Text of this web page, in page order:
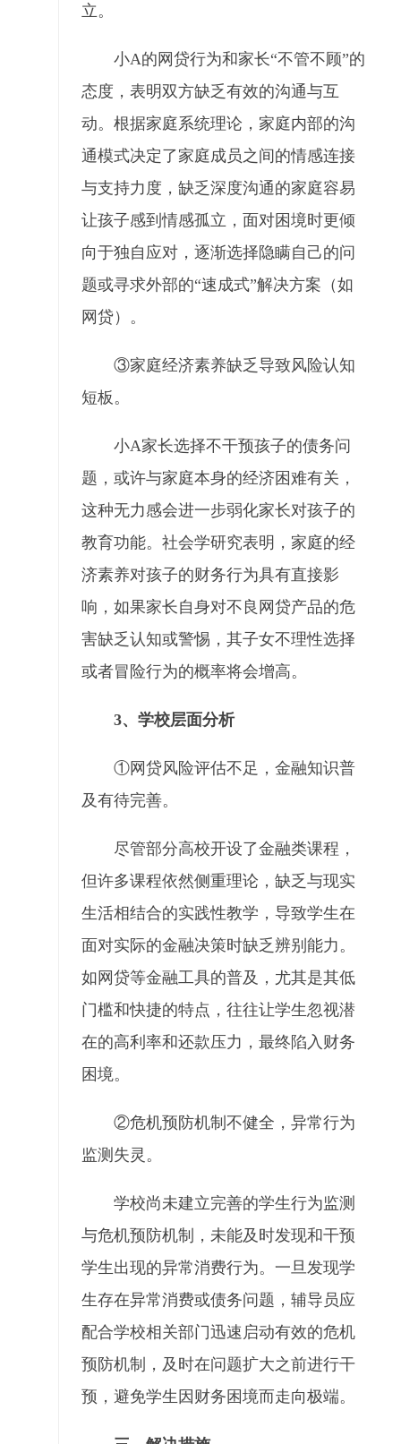
立。
小A的网贷行为和家长“不管不顾”的
态度，表明双方缺乏有效的沟通与互
动。根据家庭系统理论，家庭内部的沟
通模式决定了家庭成员之间的情感连接
与支持力度，缺乏深度沟通的家庭容易
让孩子感到情感孤立，面对困境时更倾
向于独自应对，逐渐选择隐瞒自己的问
题或寻求外部的“速成式”解决方案（如
网贷）。
③家庭经济素养缺乏导致风险认知
短板。
小A家长选择不干预孩子的债务问
题，或许与家庭本身的经济困难有关，
这种无力感会进一步弱化家长对孩子的
教育功能。社会学研究表明，家庭的经
济素养对孩子的财务行为具有直接影
响，如果家长自身对不良网贷产品的危
害缺乏认知或警惕，其子女不理性选择
或者冒险行为的概率将会增高。
3、学校层面分析
①网贷风险评估不足，金融知识普
及有待完善。
尽管部分高校开设了金融类课程，
但许多课程依然侧重理论，缺乏与现实
生活相结合的实践性教学，导致学生在
面对实际的金融决策时缺乏辨别能力。
如网贷等金融工具的普及，尤其是其低
门槛和快捷的特点，往往让学生忽视潜
在的高利率和还款压力，最终陷入财务
困境。
②危机预防机制不健全，异常行为
监测失灵。
学校尚未建立完善的学生行为监测
与危机预防机制，未能及时发现和干预
学生出现的异常消费行为。一旦发现学
生存在异常消费或债务问题，辅导员应
配合学校相关部门迅速启动有效的危机
预防机制，及时在问题扩大之前进行干
预，避免学生因财务困境而走向极端。